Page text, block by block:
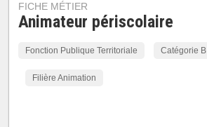
FICHE MÉTIER
Animateur périscolaire
Fonction Publique Territoriale Catégorie B
Filière Animation